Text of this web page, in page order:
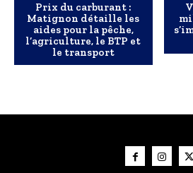
Prix du carburant :
Matignon détaille les
aides pour la pêche,
l’agriculture, le BTP et
le transport